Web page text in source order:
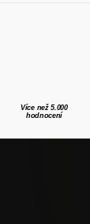
Více než 5.000
hodnocení